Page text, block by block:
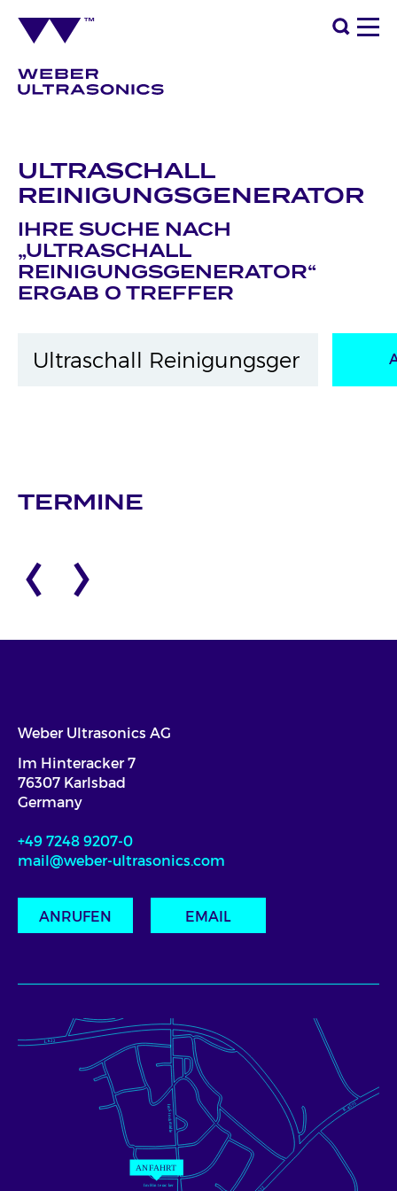
ULTRASCHALL
REINIGUNGSGENERATOR
IHRE SUCHE NACH
„ULTRASCHALL
REINIGUNGSGENERATOR“
ERGAB 0 TREFFER
TERMINE
Weber Ultrasonics AG
Im Hinteracker 7
76307 Karlsbad
Germany
+49 7248 9207-0
mail@weber-ultrasonics.com
ANRUFEN EMAIL